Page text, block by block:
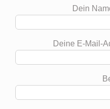
Dein
Deine E-Mail-